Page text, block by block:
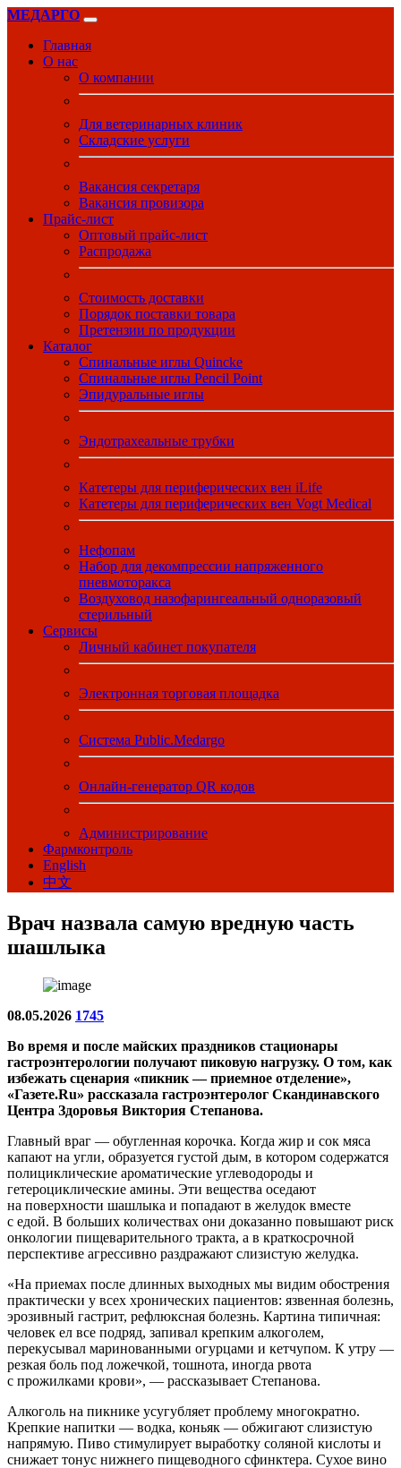
МЕДАРГО
Главная
О нас
О компании
Для ветеринарных клиник
Складские услуги
Вакансия секретаря
Вакансия провизора
Прайс-лист
Оптовый прайс-лист
Распродажа
Стоимость доставки
Порядок поставки товара
Претензии по продукции
Каталог
Спинальные иглы Quincke
Спинальные иглы Pencil Point
Эпидуральные иглы
Эндотрахеальные трубки
Катетеры для периферических вен iLife
Катетеры для периферических вен Vogt Medical
Нефопам
Набор для декомпрессии напряженного
пневмоторакса
Воздуховод назофарингеальный одноразовый
стерильный
Сервисы
Личный кабинет покупателя
Электронная торговая площадка
Система Public.Medargo
Онлайн-генератор QR кодов
Администрирование
Фармконтроль
English
中文
Врач назвала самую вредную часть
шашлыка
08.05.2026 1745
Во время и после майских праздников стационары
гастроэнтерологии получают пиковую нагрузку. О том, как
избежать сценария «пикник — приемное отделение»,
«Газете.Ru» рассказала гастроэнтеролог Скандинавского
Центра Здоровья Виктория Степанова.
Главный враг — обугленная корочка. Когда жир и сок мяса
капают на угли, образуется густой дым, в котором содержатся
полициклические ароматические углеводороды и
гетероциклические амины. Эти вещества оседают
на поверхности шашлыка и попадают в желудок вместе
с едой. В больших количествах они доказанно повышают риск
онкологии пищеварительного тракта, а в краткосрочной
перспективе агрессивно раздражают слизистую желудка.
«На приемах после длинных выходных мы видим обострения
практически у всех хронических пациентов: язвенная болезнь,
эрозивный гастрит, рефлюксная болезнь. Картина типичная:
человек ел все подряд, запивал крепким алкоголем,
перекусывал маринованными огурцами и кетчупом. К утру —
резкая боль под ложечкой, тошнота, иногда рвота
с прожилками крови», — рассказывает Степанова.
Алкоголь на пикнике усугубляет проблему многократно.
Крепкие напитки — водка, коньяк — обжигают слизистую
напрямую. Пиво стимулирует выработку соляной кислоты и
снижает тонус нижнего пищеводного сфинктера. Сухое вино